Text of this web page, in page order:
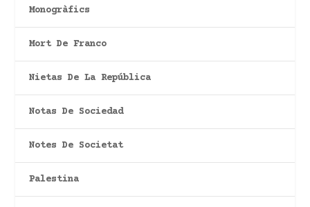
Monogràfics
Mort De Franco
Nietas De La República
Notas De Sociedad
Notes De Societat
Palestina